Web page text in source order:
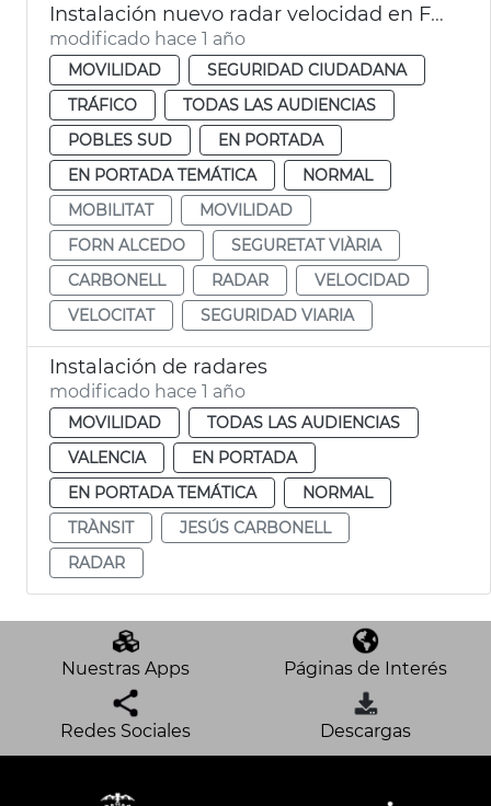
Instalación nuevo radar velocidad en Forn d'Alcedo
modificado hace 1 año
MOVILIDAD
SEGURIDAD CIUDADANA
TRÁFICO
TODAS LAS AUDIENCIAS
POBLES SUD
EN PORTADA
EN PORTADA TEMÁTICA
NORMAL
MOBILITAT
MOVILIDAD
FORN ALCEDO
SEGURETAT VIÀRIA
CARBONELL
RADAR
VELOCIDAD
VELOCITAT
SEGURIDAD VIARIA
Instalación de radares
modificado hace 1 año
MOVILIDAD
TODAS LAS AUDIENCIAS
VALENCIA
EN PORTADA
EN PORTADA TEMÁTICA
NORMAL
TRÀNSIT
JESÚS CARBONELL
RADAR
Nuestras Apps Páginas de Interés
Redes Sociales Descargas